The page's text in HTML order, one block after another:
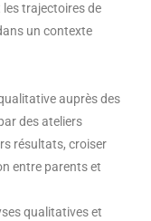
trajectoires de
un contexte
auprès des
des ateliers
résultats, croiser
entre parents et
qualitatives et